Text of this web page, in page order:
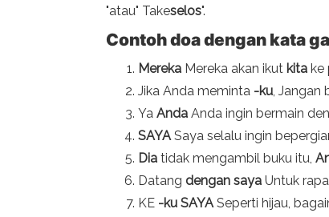
"atau" Takeselos".
Contoh doa dengan kata
Mereka Mereka akan ikut kita ke
Jika Anda meminta -ku, Jangan
Ya Anda Anda ingin bermain
SAYASaya selalu ingin
Dia tidak mengambil buku itu,
Datang dengan saya Untuk
KE -ku SAYASeperti hijau,